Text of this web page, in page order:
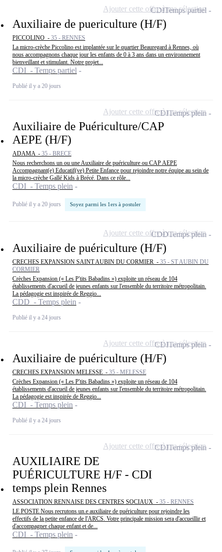
Auxiliaire de puericulture (H/F)
PICCOLINO - 35 - RENNES
La micro-crèche Piccolino est implantée sur le quartier Beauregard à Rennes, où
nous accompagnons chaque jour les enfants de 0 à 3 ans dans un environnement
bienveillant et stimulant. Notre projet...
CDI - Temps partiel
Publié il y a 20 jours
CDITemps partiel
Ajouter cette offre à ma sélection
Auxiliaire de Puériculture/CAP
AEPE (H/F)
ADAMA - 35 - BRECE
Nous recherchons un ou une Auxiliaire de puériculture ou CAP AEPE
Accompagnant(e) Educatif(ve) Petite Enfance pour rejoindre notre équipe au sein de
la micro-crèche Gallé Kids à Brécé. Dans ce rôle...
CDI - Temps plein
Publié il y a 20 jours Soyez parmi les 1ers à postuler
CDITemps plein
Ajouter cette offre à ma sélection
Auxiliaire de puériculture (H/F)
CRECHES EXPANSION SAINT AUBIN DU CORMIER - 35 - ST AUBIN DU
CORMIER
Crèches Expansion (« Les P'tits Babadins ») exploite un réseau de 104
établissements d'accueil de jeunes enfants sur l'ensemble du territoire métropolitain.
La pédagogie est inspirée de Reggio...
CDD - Temps plein
Publié il y a 24 jours
CDDTemps plein
Ajouter cette offre à ma sélection
Auxiliaire de puériculture (H/F)
CRECHES EXPANSION MELESSE - 35 - MELESSE
Crèches Expansion (« Les P'tits Babadins ») exploite un réseau de 104
établissements d'accueil de jeunes enfants sur l'ensemble du territoire métropolitain.
La pédagogie est inspirée de Reggio...
CDI - Temps plein
Publié il y a 24 jours
CDITemps plein
Ajouter cette offre à ma sélection
AUXILIAIRE DE
PUÉRICULTURE H/F - CDI
temps plein Rennes
ASSOCIATION RENNAISE DES CENTRES SOCIAUX - 35 - RENNES
LE POSTE Nous recrutons un.e auxiliaire de puériculture pour rejoindre les
effectifs de la petite enfance de l'ARCS. Votre principale mission sera d'accueillir et
d'accompagner chaque enfant et de...
CDI - Temps plein
CDITemps plein
Ajouter cette offre à ma sélection